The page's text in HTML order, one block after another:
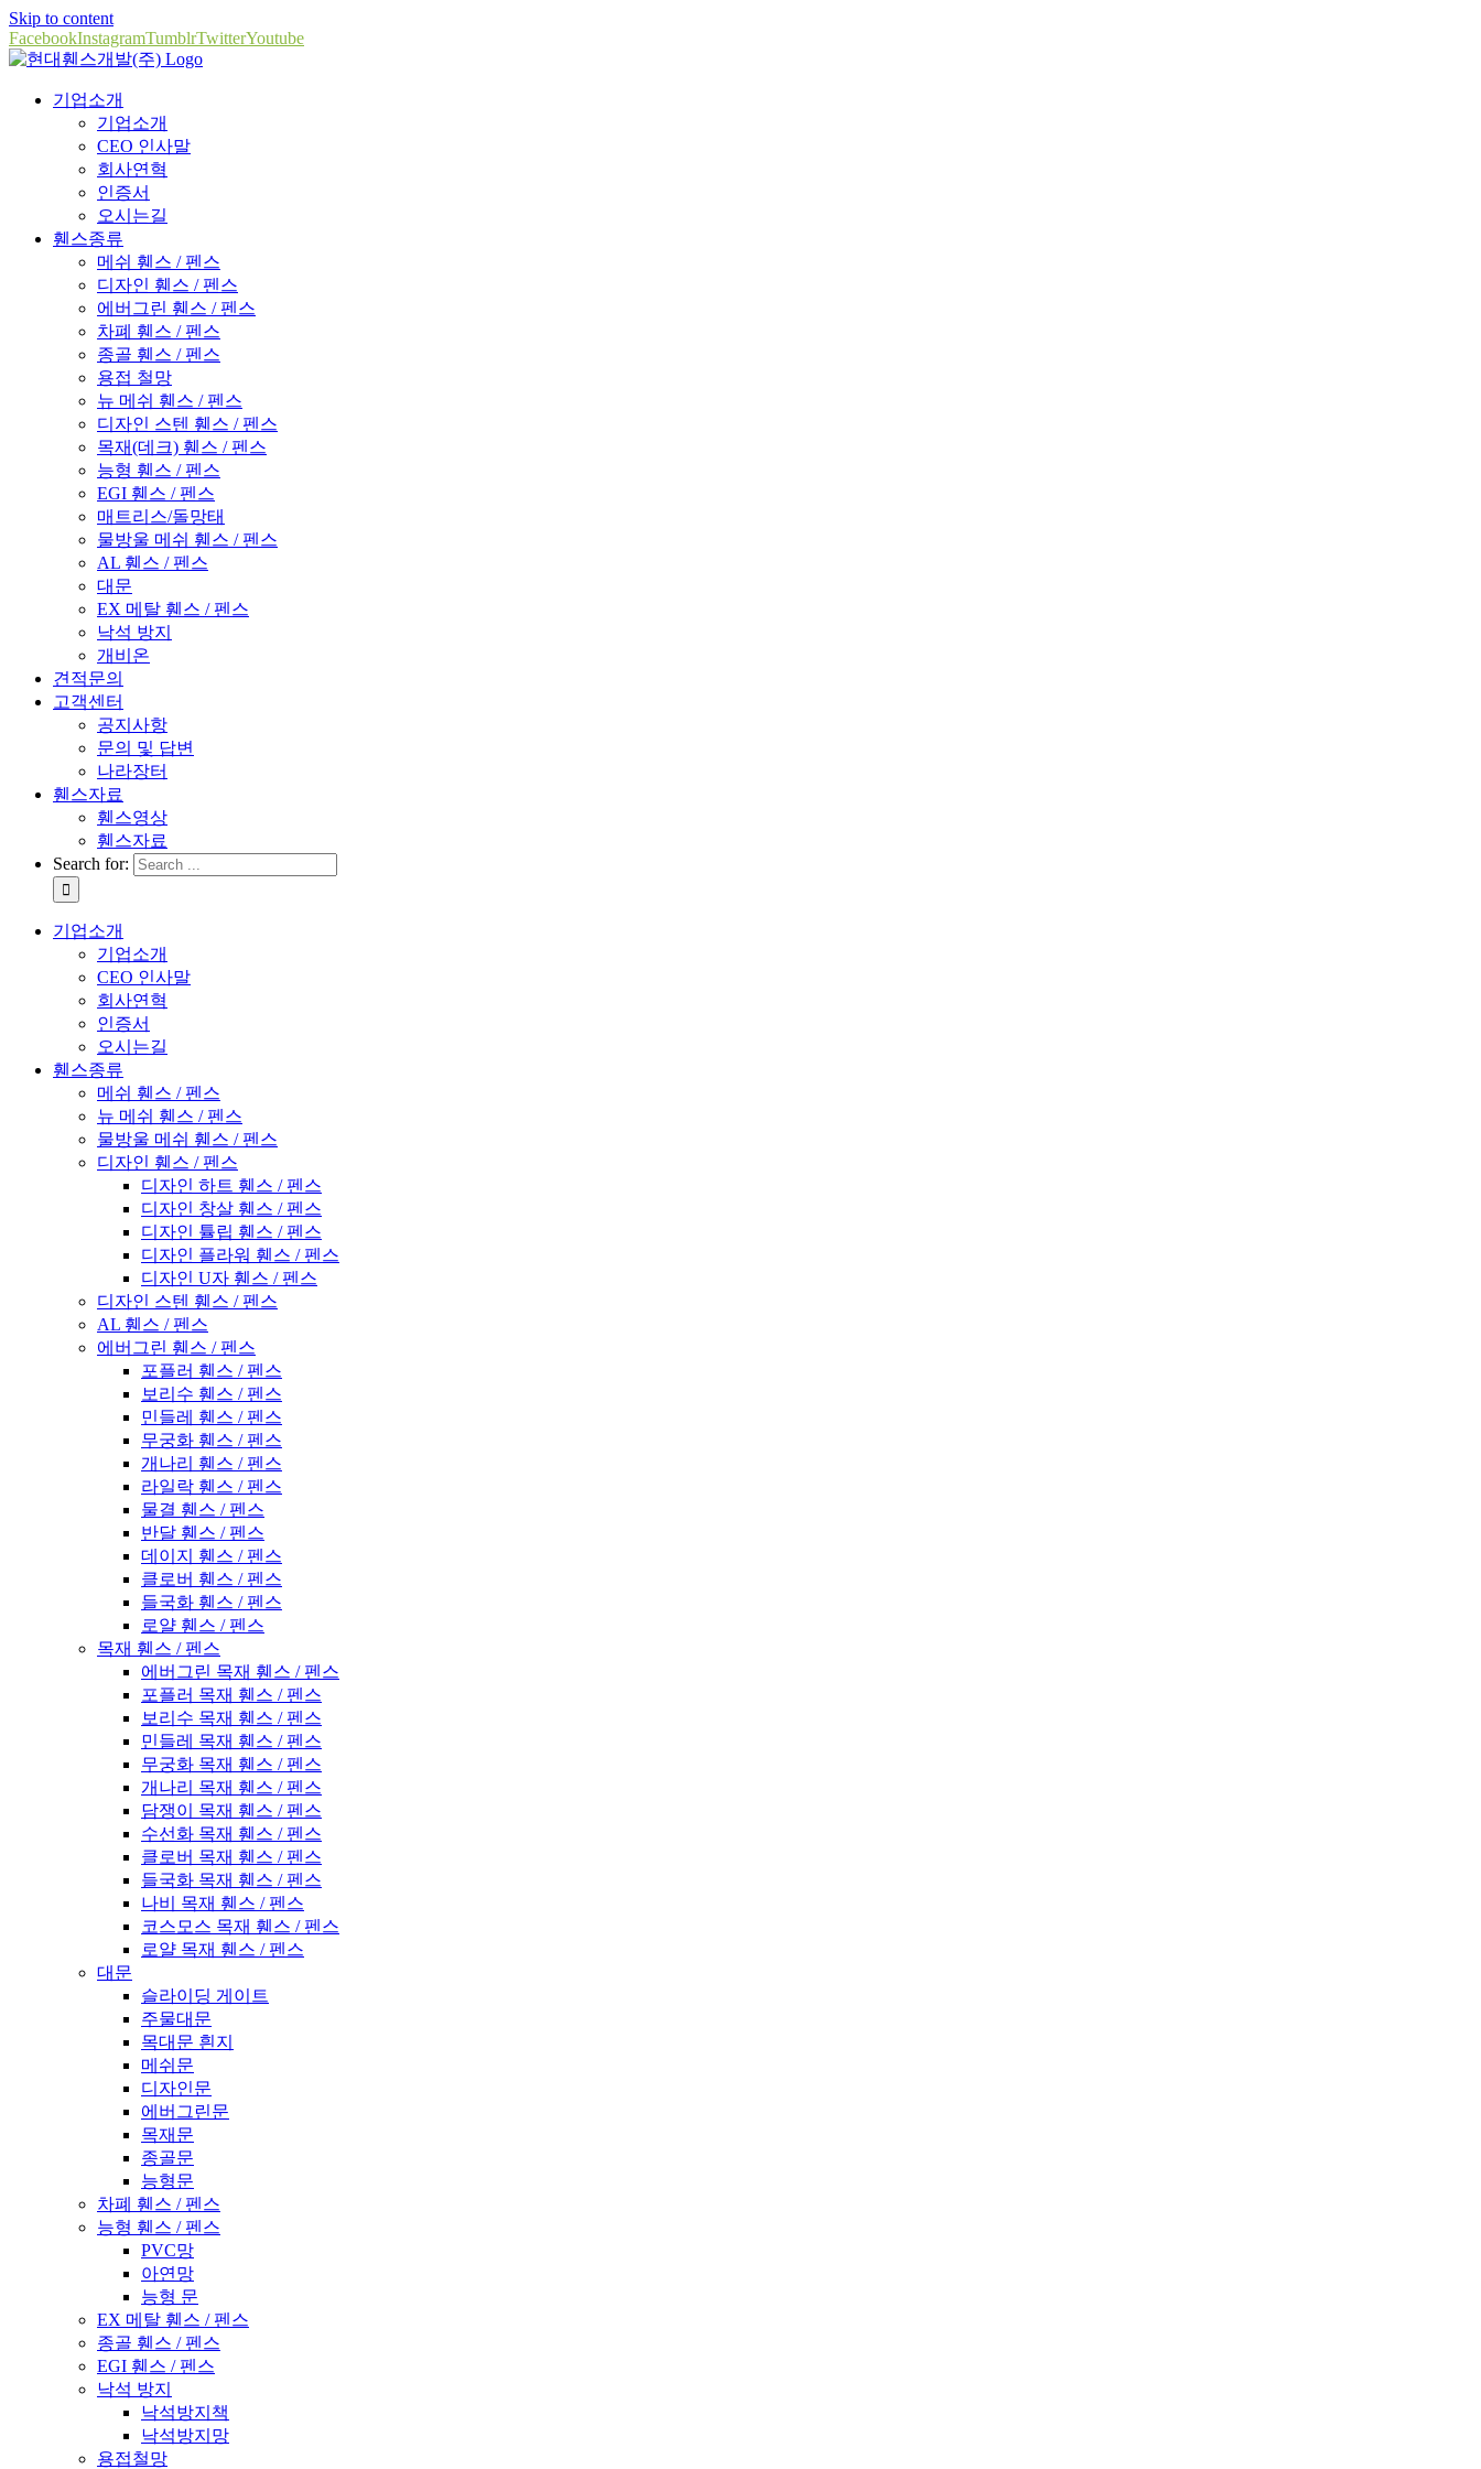
Skip to content
FacebookInstagramTumblrTwitterYoutube
기업소개
기업소개
CEO 인사말
회사연혁
인증서
오시는길
휀스종류
메쉬 휀스 / 펜스
디자인 휀스 / 펜스
에버그린 휀스 / 펜스
차폐 휀스 / 펜스
종골 휀스 / 펜스
용접 철망
뉴 메쉬 휀스 / 펜스
디자인 스텐 휀스 / 펜스
목재(데크) 휀스 / 펜스
능형 휀스 / 펜스
EGI 휀스 / 펜스
매트리스/돌망태
물방울 메쉬 휀스 / 펜스
AL 휀스 / 펜스
대문
EX 메탈 휀스 / 펜스
낙석 방지
개비온
견적문의
고객센터
공지사항
문의 및 답변
나라장터
휀스자료
휀스영상
휀스자료
Search for:
기업소개
기업소개
CEO 인사말
회사연혁
인증서
오시는길
휀스종류
메쉬 휀스 / 펜스
뉴 메쉬 휀스 / 펜스
물방울 메쉬 휀스 / 펜스
디자인 휀스 / 펜스
디자인 하트 휀스 / 펜스
디자인 창살 휀스 / 펜스
디자인 튤립 휀스 / 펜스
디자인 플라워 휀스 / 펜스
디자인 U자 휀스 / 펜스
디자인 스텐 휀스 / 펜스
AL 휀스 / 펜스
에버그린 휀스 / 펜스
포플러 휀스 / 펜스
보리수 휀스 / 펜스
민들레 휀스 / 펜스
무궁화 휀스 / 펜스
개나리 휀스 / 펜스
라일락 휀스 / 펜스
물결 휀스 / 펜스
반달 휀스 / 펜스
데이지 휀스 / 펜스
클로버 휀스 / 펜스
들국화 휀스 / 펜스
로얄 휀스 / 펜스
목재 휀스 / 펜스
에버그린 목재 휀스 / 펜스
포플러 목재 휀스 / 펜스
보리수 목재 휀스 / 펜스
민들레 목재 휀스 / 펜스
무궁화 목재 휀스 / 펜스
개나리 목재 휀스 / 펜스
담쟁이 목재 휀스 / 펜스
수선화 목재 휀스 / 펜스
클로버 목재 휀스 / 펜스
들국화 목재 휀스 / 펜스
나비 목재 휀스 / 펜스
코스모스 목재 휀스 / 펜스
로얄 목재 휀스 / 펜스
대문
슬라이딩 게이트
주물대문
목대문 흰지
메쉬문
디자인문
에버그린문
목재문
종골문
능형문
차폐 휀스 / 펜스
능형 휀스 / 펜스
PVC망
아연망
능형 문
EX 메탈 휀스 / 펜스
종골 휀스 / 펜스
EGI 휀스 / 펜스
낙석 방지
낙석방지책
낙석방지망
용접철망